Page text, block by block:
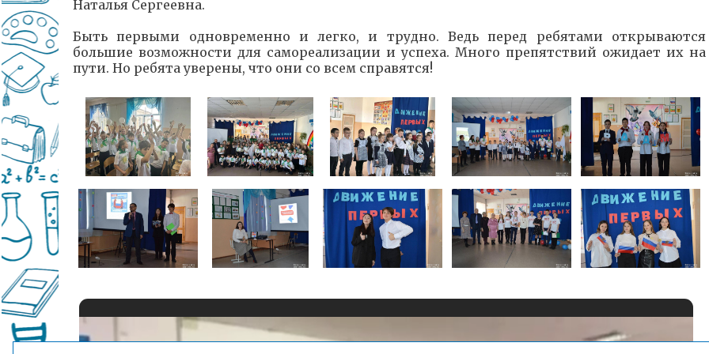
Наталья Сергеевна.
Быть первыми одновременно и легко, и трудно. Ведь перед ребятами открываются
большие возможности для самореализации и успеха. Много препятствий ожидает их на
пути. Но ребята уверены, что они со всем справятся!